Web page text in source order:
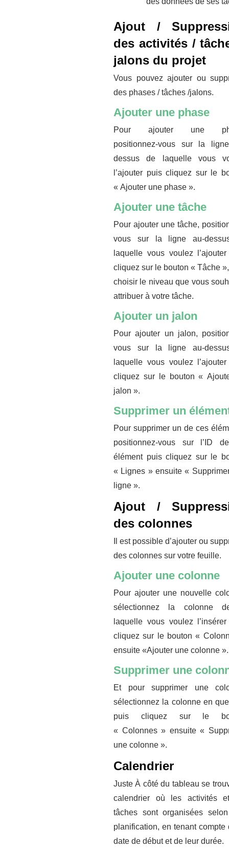
Ajout /
des activités /
jalons du projet
Vous pouvez ajouter ou
des phases / tâches /jalons.
Ajouter une phase
Pour ajouter une
positionnez-vous sur la
dessus de laquelle vous
l’ajouter puis cliquez sur le
« Ajouter une phase ».
Ajouter une tâche
Pour ajouter une tâche,
vous sur la ligne au-
laquelle vous voulez
cliquez sur le bouton « Tâche
choisir le niveau que vous
attribuer à votre tâche.
Ajouter un jalon
Pour ajouter un jalon,
vous sur la ligne au-
laquelle vous voulez
cliquez sur le bouton «
jalon ».
Supprimer un
Pour supprimer un de ces
positionnez-vous sur l’ID
élément puis cliquez sur le
« Lignes » ensuite «
ligne ».
Ajout /
des colonnes
Il est possible d’ajouter ou
des colonnes sur votre feuille.
Ajouter une colonne
Pour ajouter une nouvelle
sélectionnez la colonne
laquelle vous voulez
cliquez sur le bouton «
ensuite «Ajouter une colonne ».
Supprimer une
Et pour supprimer une
sélectionnez la colonne en
puis cliquez sur le
« Colonnes » ensuite «
une colonne ».
Calendrier
Juste À côté du tableau se
calendrier où les activités
tâches sont organisées
planification, en tenant compte
date de début et de leur durée.